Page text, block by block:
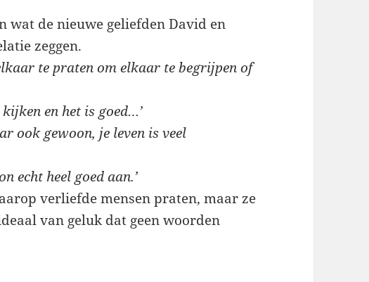
wat de nieuwe geliefden David en
zeggen.
te praten om elkaar te begrijpen of
en het is goed…’
ook gewoon, je leven is veel
echt heel goed aan.’
verliefde mensen praten, maar ze
van geluk dat geen woorden